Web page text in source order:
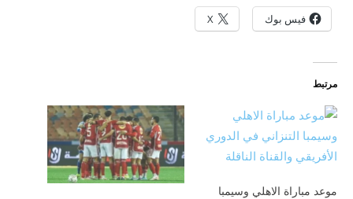
فيس بوك X
مرتبط
موعد مباراة الاهلي وسيمبا